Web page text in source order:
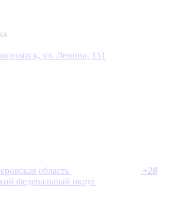
ул. Ленина, 151
область +28
федеральный округ